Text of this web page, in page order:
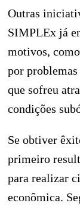
Outras
SIMPLEx já
motivos,
por problemas
que sofreu
condições
Se obtiver
primeiro
para realizar
econômica.